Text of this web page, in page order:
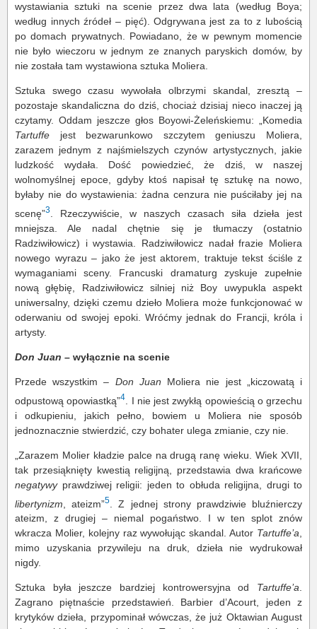
wystawiania sztuki na scenie przez dwa lata (według Boya;
według innych źródeł – pięć). Odgrywana jest za to z lubością
po domach prywatnych. Powiadano, że w pewnym momencie
nie było wieczoru w jednym ze znanych paryskich domów, by
nie została tam wystawiona sztuka Moliera.
Sztuka swego czasu wywołała olbrzymi skandal, zresztą –
pozostaje skandaliczna do dziś, chociaż dzisiaj nieco inaczej ją
czytamy. Oddam jeszcze głos Boyowi-Żeleńskiemu: „Komedia
Tartuffe jest bezwarunkowo szczytem geniuszu Moliera,
zarazem jednym z najśmielszych czynów artystycznych, jakie
ludzkość wydała. Dość powiedzieć, że dziś, w naszej
wolnomyślnej epoce, gdyby ktoś napisał tę sztukę na nowo,
byłaby nie do wystawienia: żadna cenzura nie puściłaby jej na
scenę”3
. Rzeczywiście, w naszych czasach siła dzieła jest
mniejsza. Ale nadal chętnie się je tłumaczy (ostatnio
Radziwiłowicz) i wystawia. Radziwiłowicz nadał frazie Moliera
nowego wyrazu – jako że jest aktorem, traktuje tekst ściśle z
wymaganiami sceny. Francuski dramaturg zyskuje zupełnie
nową głębię, Radziwiłowicz silniej niż Boy uwypukla aspekt
uniwersalny, dzięki czemu dzieło Moliera może funkcjonować w
oderwaniu od swojej epoki. Wróćmy jednak do Francji, króla i
artysty.
Don Juan – wyłącznie na scenie
Przede wszystkim – Don Juan Moliera nie jest „kiczowatą i
odpustową opowiastką”4
. I nie jest zwykłą opowieścią o grzechu
i odkupieniu, jakich pełno, bowiem u Moliera nie sposób
jednoznacznie stwierdzić, czy bohater ulega zmianie, czy nie.
„Zarazem Molier kładzie palce na drugą ranę wieku. Wiek XVII,
tak przesiąknięty kwestią religijną, przedstawia dwa krańcowe
negatywy prawdziwej religii: jeden to obłuda religijna, drugi to
libertynizm , ateizm”5
. Z jednej strony prawdziwie bluźnierczy
ateizm, z drugiej – niemal pogaństwo. I w ten splot znów
wkracza Molier, kolejny raz wywołując skandal. Autor Tartuffe’a,
mimo uzyskania przywileju na druk, dzieła nie wydrukował
nigdy.
Sztuka była jeszcze bardziej kontrowersyjna od Tartuffe’a.
Zagrano piętnaście przedstawień. Barbier d’Acourt, jeden z
krytyków dzieła, przypominał wówczas, że już Oktawian August